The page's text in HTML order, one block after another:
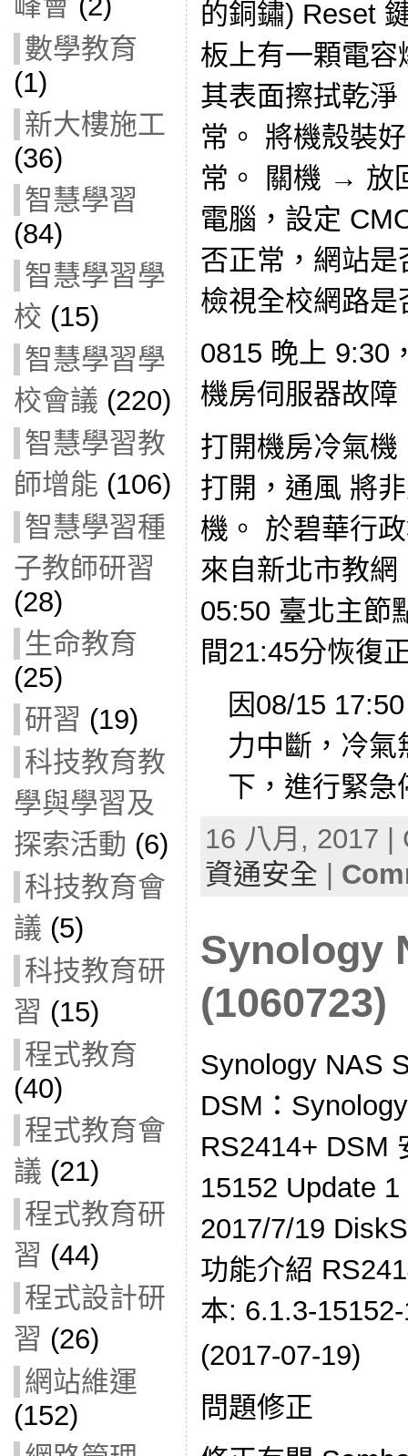
數學教育
(1)
新大樓施工
(36)
智慧學習
(84)
智慧學習學
校 (15)
智慧學習學
校會議 (220)
智慧學習教
師增能 (106)
智慧學習種
子教師研習
(28)
生命教育
(25)
研習 (19)
科技教育教
學與學習及
探索活動 (6)
科技教育會
議 (5)
科技教育研
習 (15)
程式教育
(40)
程式教育會
議 (21)
程式教育研
習 (44)
程式設計研
習 (26)
網站維運
(152)
的銅鏽) Reset
板上有一顆電
其表面擦拭乾
常。 將機殼裝
常。 關機 → 放
電腦，設定
否正常，網站
檢視全校網路是
0815 晚上 9:30
機房伺服器故
打開機房冷氣
打開，通風 將
機。 於碧華行
來自新北市教
05:50 臺北主節
間21:45分恢復
因08/15
力中斷，冷氣
下，進行緊
16 八月, 2017
資通安全
Synology
(1060723)
Synology NAS
DSM：
RS2414+ DSM
15152 Update
2017/7/19
功能介紹
本: 6.1.3-
(2017-07-19)
問題修正